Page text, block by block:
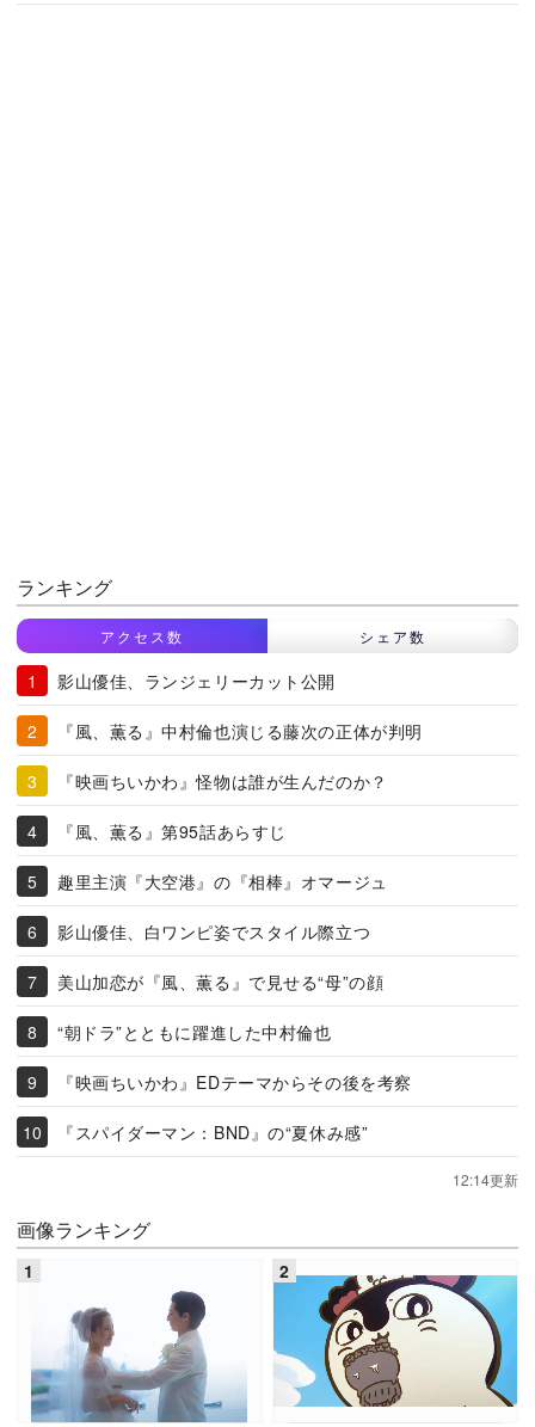
ランキング
アクセス数 シェア数
影山優佳、ランジェリーカット公開
『風、薫る』中村倫也演じる藤次の正体が判明
『映画ちいかわ』怪物は誰が生んだのか？
『風、薫る』第95話あらすじ
趣里主演『大空港』の『相棒』オマージュ
影山優佳、白ワンピ姿でスタイル際立つ
美山加恋が『風、薫る』で見せる“母”の顔
“朝ドラ”とともに躍進した中村倫也
『映画ちいかわ』EDテーマからその後を考察
『スパイダーマン：BND』の“夏休み感”
12:14更新
画像ランキング